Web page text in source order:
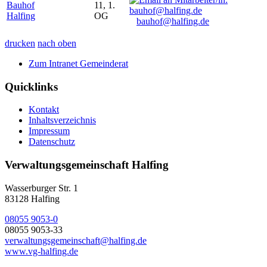
Bauhof
Halfing
11, 1.
OG
bauhof@halfing.de
drucken nach oben
Zum Intranet Gemeinderat
Quicklinks
Kontakt
Inhaltsverzeichnis
Impressum
Datenschutz
Verwaltungsgemeinschaft Halfing
Wasserburger Str. 1
83128 Halfing
08055 9053-0
08055 9053-33
verwaltungsgemeinschaft@halfing.de
www.vg-halfing.de